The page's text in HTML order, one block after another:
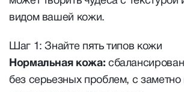
видом вашей кожи.
Шаг 1: Знайте пять типов кожи
Нормальная кожа:
без серьезных проблем, с